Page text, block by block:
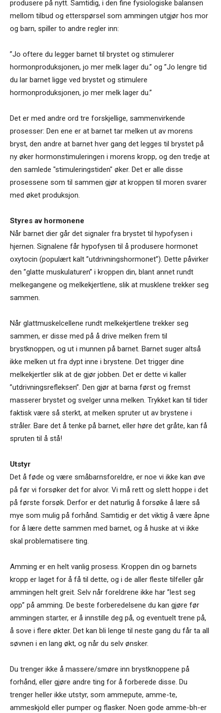
produsere på nytt. Samtidig, i den fine fysiologiske balansen
mellom tilbud og etterspørsel som ammingen utgjør hos mor
og barn, spiller to andre regler inn:
”Jo oftere du legger barnet til brystet og stimulerer
hormonproduksjonen, jo mer melk lager du.” og ”Jo lengre tid
du lar barnet ligge ved brystet og stimulere
hormonproduksjonen, jo mer melk lager du.”
Det er med andre ord tre forskjellige, sammenvirkende
prosesser: Den ene er at barnet tar melken ut av morens
bryst, den andre at barnet hver gang det legges til brystet på
ny øker hormonstimuleringen i morens kropp, og den tredje at
den samlede "stimuleringstiden" øker. Det er alle disse
prosessene som til sammen gjør at kroppen til moren svarer
med øket produksjon.
Styres av hormonene
Når barnet dier går det signaler fra brystet til hypofysen i
hjernen. Signalene får hypofysen til å produsere hormonet
oxytocin (populært kalt ”utdrivningshormonet”). Dette påvirker
den ”glatte muskulaturen” i kroppen din, blant annet rundt
melkegangene og melkekjertlene, slik at musklene trekker seg
sammen.
Når glattmuskelcellene rundt melkekjertlene trekker seg
sammen, er disse med på å drive melken frem til
brystknoppen, og ut i munnen på barnet. Barnet suger altså
ikke melken ut fra dypt inne i brystene. Det trigger dine
melkekjertler slik at de gjør jobben. Det er dette vi kaller
”utdrivningsrefleksen”. Den gjør at barna først og fremst
masserer brystet og svelger unna melken. Trykket kan til tider
faktisk være så sterkt, at melken spruter ut av brystene i
stråler. Bare det å tenke på barnet, eller høre det gråte, kan få
spruten til å stå!
Utstyr
Det å føde og være småbarnsforeldre, er noe vi ikke kan øve
på før vi forsøker det for alvor. Vi må rett og slett hoppe i det
på første forsøk. Derfor er det naturlig å forsøke å lære så
mye som mulig på forhånd. Samtidig er det viktig å være åpne
for å lære dette sammen med barnet, og å huske at vi ikke
skal problematisere ting.
Amming er en helt vanlig prosess. Kroppen din og barnets
kropp er laget for å få til dette, og i de aller fleste tilfeller går
ammingen helt greit. Selv når foreldrene ikke har ”lest seg
opp” på amming. De beste forberedelsene du kan gjøre før
ammingen starter, er å innstille deg på, og eventuelt trene på,
å sove i flere økter. Det kan bli lenge til neste gang du får ta all
søvnen i en lang økt, og når du selv ønsker.
Du trenger ikke å massere/smøre inn brystknoppene på
forhånd, eller gjøre andre ting for å forberede disse. Du
trenger heller ikke utstyr, som ammepute, amme-te,
ammeskjold eller pumper og flasker. Noen gode amme-bh-er